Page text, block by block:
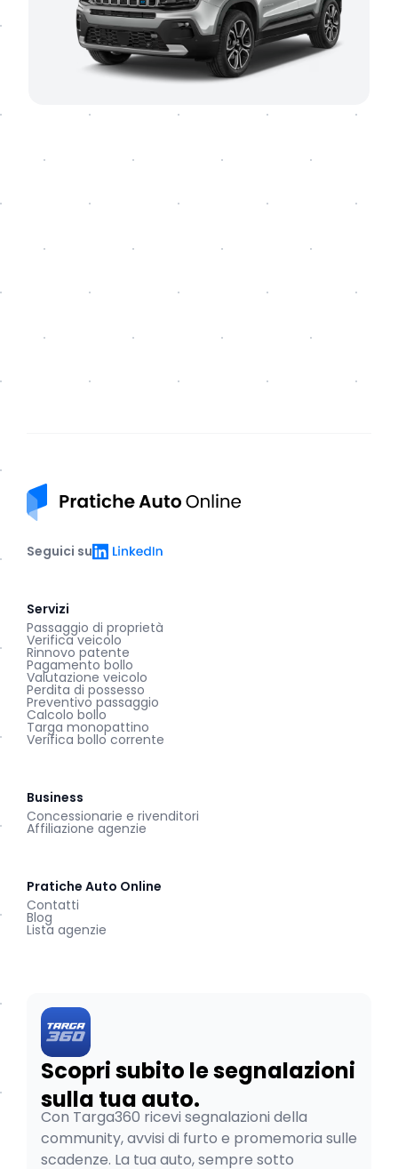
LinkedIn
Seguici su
Servizi
Passaggio di proprietà
Verifica veicolo
Rinnovo patente
Pagamento bollo
Valutazione veicolo
Perdita di possesso
Preventivo passaggio
Calcolo bollo
Targa monopattino
Verifica bollo corrente
Business
Concessionarie e rivenditori
Affiliazione agenzie
Pratiche Auto Online
Contatti
Blog
Lista agenzie
Scopri subito le segnalazioni
sulla tua auto.
Con Targa360 ricevi segnalazioni della
community, avvisi di furto e promemoria sulle
scadenze. La tua auto, sempre sotto